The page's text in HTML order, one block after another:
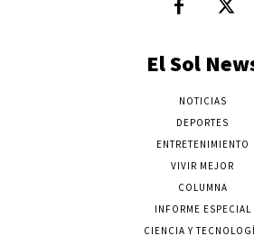
El Sol
NOTICIAS
DEPORTES
ENTRETENIMIENTO
VIVIR MEJOR
COLUMNA
INFORME ESPECIAL
CIENCIA Y